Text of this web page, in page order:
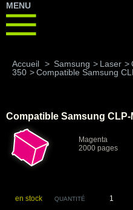
MENU
Accueil > Samsung > Laser >
350 >Compatible Samsung
Compatible Samsung CLP-
Magenta
2000 pages
en stock QUANTITÉ